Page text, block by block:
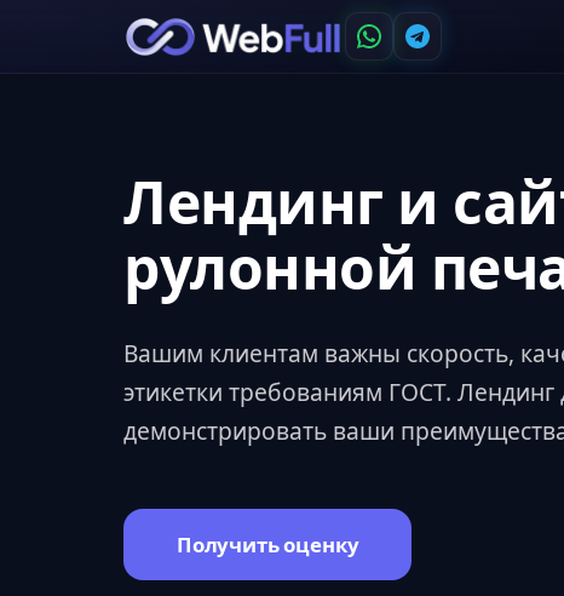
Лендинг и
рулонной
Вашим клиентам важны скорость,
этикетки требованиям ГОСТ.
демонстрировать ваши
Получить оценку